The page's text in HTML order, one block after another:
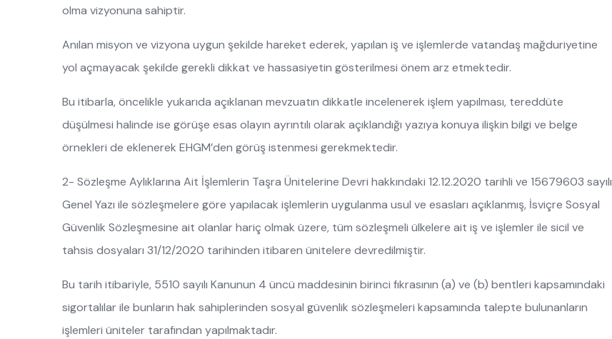
olma vizyonuna sahiptir.
Anılan misyon ve vizyona uygun şekilde hareket ederek, yapılan iş ve işlemlerde vatandaş mağduriyetine
yol açmayacak şekilde gerekli dikkat ve hassasiyetin gösterilmesi önem arz etmektedir.
Bu itibarla, öncelikle yukarıda açıklanan mevzuatın dikkatle incelenerek işlem yapılması, tereddüte
düşülmesi halinde ise görüşe esas olayın ayrıntılı olarak açıklandığı yazıya konuya ilişkin bilgi ve belge
örnekleri de eklenerek EHGM’den görüş istenmesi gerekmektedir.
2- Sözleşme Aylıklarına Ait İşlemlerin Taşra Ünitelerine Devri hakkındaki 12.12.2020 tarihli ve 15679603 sayılı
Genel Yazı ile sözleşmelere göre yapılacak işlemlerin uygulanma usul ve esasları açıklanmış, İsviçre Sosyal
Güvenlik Sözleşmesine ait olanlar hariç olmak üzere, tüm sözleşmeli ülkelere ait iş ve işlemler ile sicil ve
tahsis dosyaları 31/12/2020 tarihinden itibaren ünitelere devredilmiştir.
Bu tarih itibariyle, 5510 sayılı Kanunun 4 üncü maddesinin birinci fıkrasının (a) ve (b) bentleri kapsamındaki
sigortalılar ile bunların hak sahiplerinden sosyal güvenlik sözleşmeleri kapsamında talepte bulunanların
işlemleri üniteler tarafından yapılmaktadır.